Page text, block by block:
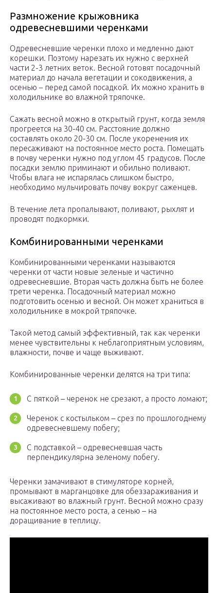
Размножение крыжовника
одревесневшими черенками
Одревесневшие черенки плохо и медленно дают
корешки. Поэтому нарезать их нужно с верхней
части 2-3 летних веток. Весной готовят посадочный
материал до начала вегетации и сокодвижения, а
осенью – перед самой посадкой. Их можно хранить в
холодильнике во влажной тряпочке.
Сажать весной можно в открытый грунт, когда земля
прогреется на 30-40 см. Расстояние должно
составлять около 20-30 см. После укоренения их
пересаживают на постоянное место роста. Помещать
в почву черенки нужно под углом 45 градусов. После
посадки землю приминают и обильно поливают.
Чтобы влага не испарялась слишком быстро,
необходимо мульчировать почву вокруг саженцев.
В течение лета пропалывают, поливают, рыхлят и
проводят подкормки.
Комбинированными черенками
Комбинированными черенками называются
черенки от части новые зеленые и частично
одревесневшие. Вторая часть должна быть не более
трети черенка. Посадочный материал можно
подготовить осенью и весной. Он может храниться в
холодильнике в мокрой тряпочке.
Такой метод самый эффективный, так как черенки
менее чувствительны к неблагоприятным условиям,
влажности, почве и чаще выживают.
Комбинированные черенки делятся на три типа:
С пяткой – черенок не срезают, а просто ломают;
Черенок с костыльком – срез по прошлогоднему
одревесневшему побегу;
С подставкой – одревесневшая часть
перпендикулярна зеленому побегу.
Черенки замачивают в стимуляторе корней,
промывают в марганцовке для обеззараживания и
высаживают во влажный грунт. Весной можно сразу
на постоянное место роста, а сенью – на
доращивание в теплицу.